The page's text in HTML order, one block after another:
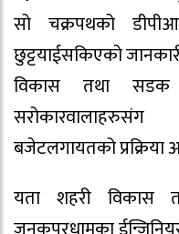
सो चक्रपथको
छुट्टयाईसकिएको
विकास तथा सडक
बजेटलगायतको प्रक्रिया
यता शहरी विकास